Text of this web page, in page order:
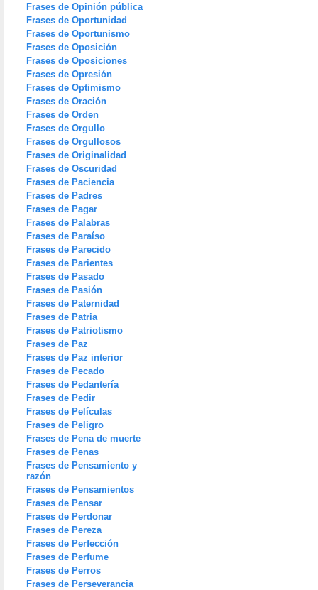
Frases de Opinión pública
Frases de Oportunidad
Frases de Oportunismo
Frases de Oposición
Frases de Oposiciones
Frases de Opresión
Frases de Optimismo
Frases de Oración
Frases de Orden
Frases de Orgullo
Frases de Orgullosos
Frases de Originalidad
Frases de Oscuridad
Frases de Paciencia
Frases de Padres
Frases de Pagar
Frases de Palabras
Frases de Paraíso
Frases de Parecido
Frases de Parientes
Frases de Pasado
Frases de Pasión
Frases de Paternidad
Frases de Patria
Frases de Patriotismo
Frases de Paz
Frases de Paz interior
Frases de Pecado
Frases de Pedantería
Frases de Pedir
Frases de Películas
Frases de Peligro
Frases de Pena de muerte
Frases de Penas
Frases de Pensamiento y
razón
Frases de Pensamientos
Frases de Pensar
Frases de Perdonar
Frases de Pereza
Frases de Perfección
Frases de Perfume
Frases de Perros
Frases de Perseverancia